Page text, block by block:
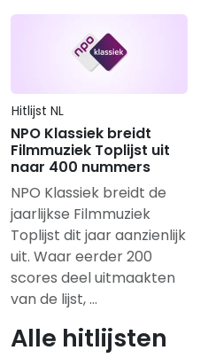
Hitlijst NL
NPO Klassiek breidt
Filmmuziek Toplijst uit
naar 400 nummers
NPO Klassiek breidt de
jaarlijkse Filmmuziek
Toplijst dit jaar aanzienlijk
uit. Waar eerder 200
scores deel uitmaakten
van de lijst, …
Alle hitlijsten